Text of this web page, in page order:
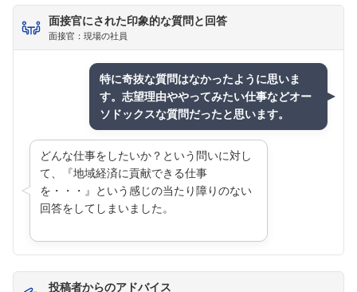
フォローしました
こちらの企業もフォローしませんか？
面接官にされた印象的な質問と回答
面接官：現場の社員
特に奇抜な質問はなかったように思いま
す。志望理由ややってみたい仕事などオー
ソドックスな質問だったと思います。
どんな仕事をしたいか？という問いに対し
て、『地域経済に貢献できる仕事
を・・・』という感じの当たり障りのない
回答をしてしまいました。
投稿者からのアドバイス